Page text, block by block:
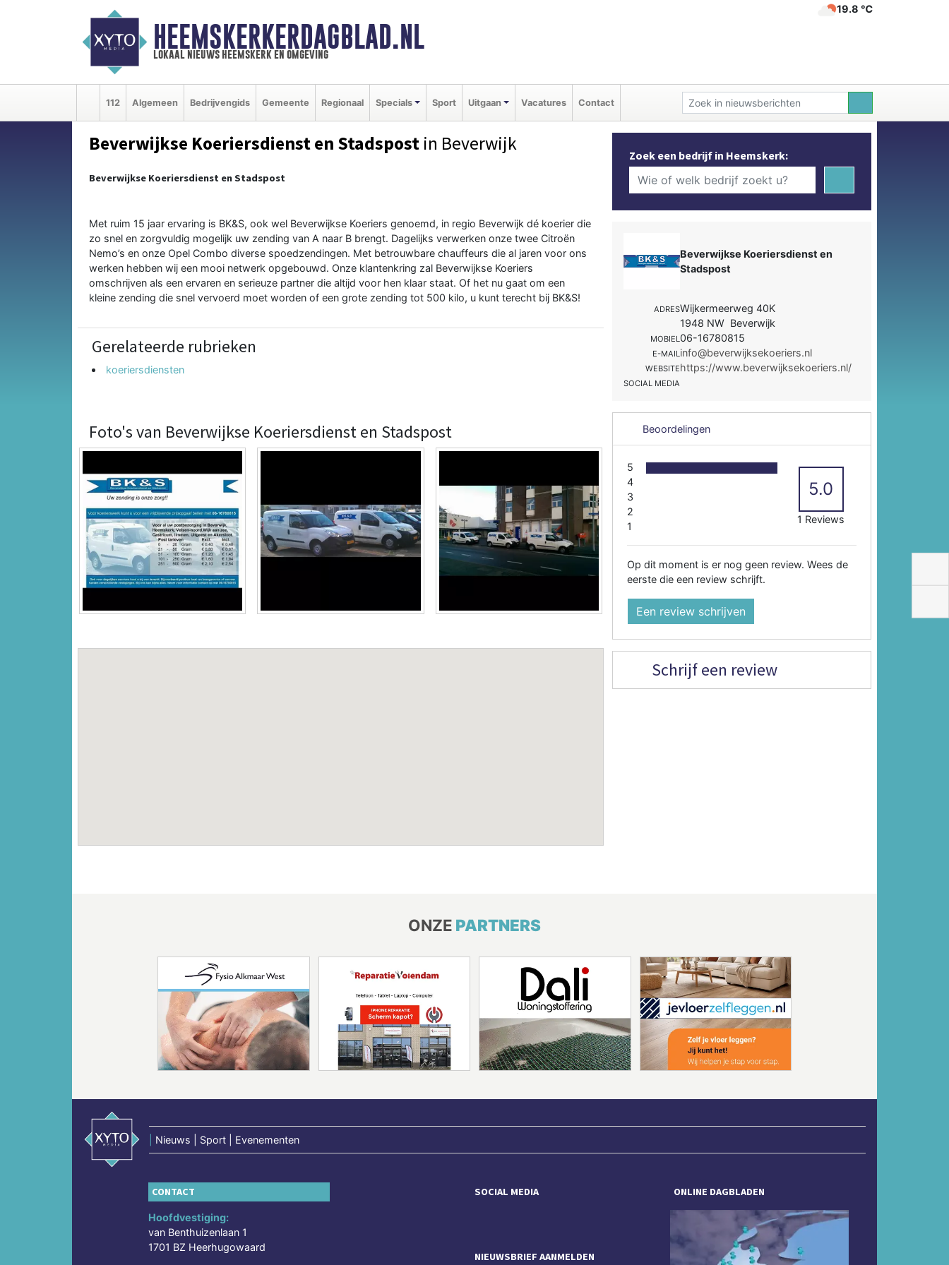
HEEMSKERKERDAGBLAD.NL
lokaal nieuws heemskerk en omgeving
19.8 ℃
112 Algemeen Bedrijvengids Gemeente Regionaal Specials Sport Uitgaan Vacatures Contact
Beverwijkse Koeriersdienst en Stadspost in Beverwijk
Beverwijkse Koeriersdienst en Stadspost
Met ruim 15 jaar ervaring is BK&S, ook wel Beverwijkse Koeriers genoemd, in regio Beverwijk dé koerier die
zo snel en zorgvuldig mogelijk uw zending van A naar B brengt. Dagelijks verwerken onze twee Citroën
Nemo’s en onze Opel Combo diverse spoedzendingen. Met betrouwbare chauffeurs die al jaren voor ons
werken hebben wij een mooi netwerk opgebouwd. Onze klantenkring zal Beverwijkse Koeriers
omschrijven als een ervaren en serieuze partner die altijd voor hen klaar staat. Of het nu gaat om een
kleine zending die snel vervoerd moet worden of een grote zending tot 500 kilo, u kunt terecht bij BK&S!
Gerelateerde rubrieken
koeriersdiensten
Foto's van Beverwijkse Koeriersdienst en Stadspost
Zoek een bedrijf in Heemskerk:
Beverwijkse Koeriersdienst en
Stadspost
ADRESWijkermeerweg 40K
1948 NW Beverwijk
MOBIEL06-16780815
E-MAILinfo@beverwijksekoeriers.nl
WEBSITEhttps://www.beverwijksekoeriers.nl/
SOCIAL MEDIA
Beoordelingen
5
4
3
2
1
5.0
1 Reviews
Op dit moment is er nog geen review. Wees de
eerste die een review schrijft.
Een review schrijven
Schrijf een review
ONZE PARTNERS
Nieuws | Sport | Evenementen
CONTACT
Hoofdvestiging:
van Benthuizenlaan 1
1701 BZ Heerhugowaard
SOCIAL MEDIA
NIEUWSBRIEF AANMELDEN
ONLINE DAGBLADEN